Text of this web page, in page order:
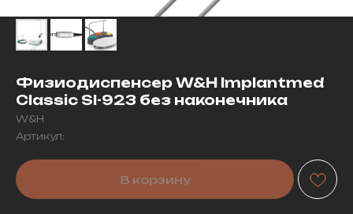
Физиодиспенсер W&H Implantmed
Classic SI-923 без наконечника
W&H
Артикул:
В корзину